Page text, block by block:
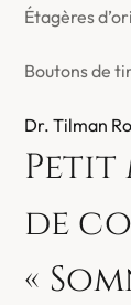
Étagères
Boutons de
Dr. Tilman
Petit
de
«